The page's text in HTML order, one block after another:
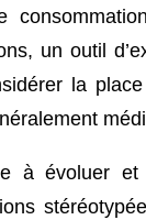
un outil
la
à évoluer